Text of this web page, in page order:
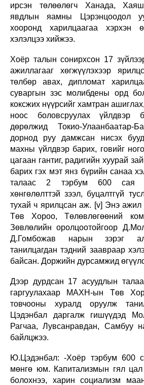
ирсэн төлөөлөгч Ханада,
явдлын яамны Цэрэнцоодол
хооронд харилцаагаа хэрхэн
хэлэлцээ хийжээ.
Хоёр талын сонирхсон 17
ажиллагааг хөгжүүлэхээр
төлбөр авах, дипломат
суваргын зэс молибдены орд
коксжих нүүрсийг хамтран
ноос боловсруулах үйлдвэр
дөрөлжид Токио-
дорнод руу дамжсан нисэх
махны үйлдвэр барих, говийг
цагаан гантиг, радигийн хуурай
барих гэх мэт янз бүрийн санаа
талаас 2 тэрбум 600 сая
хөнгөлөлттэй зээл, буцалтгүй
тухай ч ярилцсан аж. [v] Энэ
Төв Хороо, Төлөвлөгөөний
Зөвлөлийн оролцоотойгоор
Д.Гомбожав нарын зэрэг
танилцагдан тэдний заавраар
байсан. Доржийн дурсамжид
Дээр дурдсан 17 асуудлын
гаргуулахаар МАХН-ын Төв
товчооны хуралд оруулж
Цэдэнбал даргалж гишүүдэд
Рагчаа, Лувсанравдан, Самбуу
байлцжээ.
Ю.Цэдэнбал: -Хоёр тэрбум 600
мөнгө юм. Капитализмын гял
болохнээ, харин социализм